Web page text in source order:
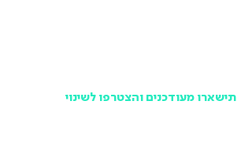
תישארו מעודכנים והצטרפו לשינוי